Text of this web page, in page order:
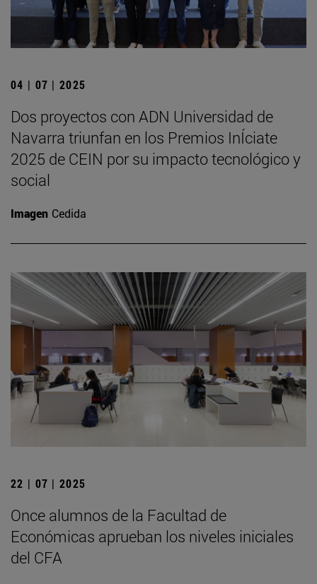
04 | 07 | 2025
Dos proyectos con ADN Universidad de
Navarra triunfan en los Premios InÍciate
2025 de CEIN por su impacto tecnológico y
social
Imagen Cedida
22 | 07 | 2025
Once alumnos de la Facultad de
Económicas aprueban los niveles iniciales
del CFA